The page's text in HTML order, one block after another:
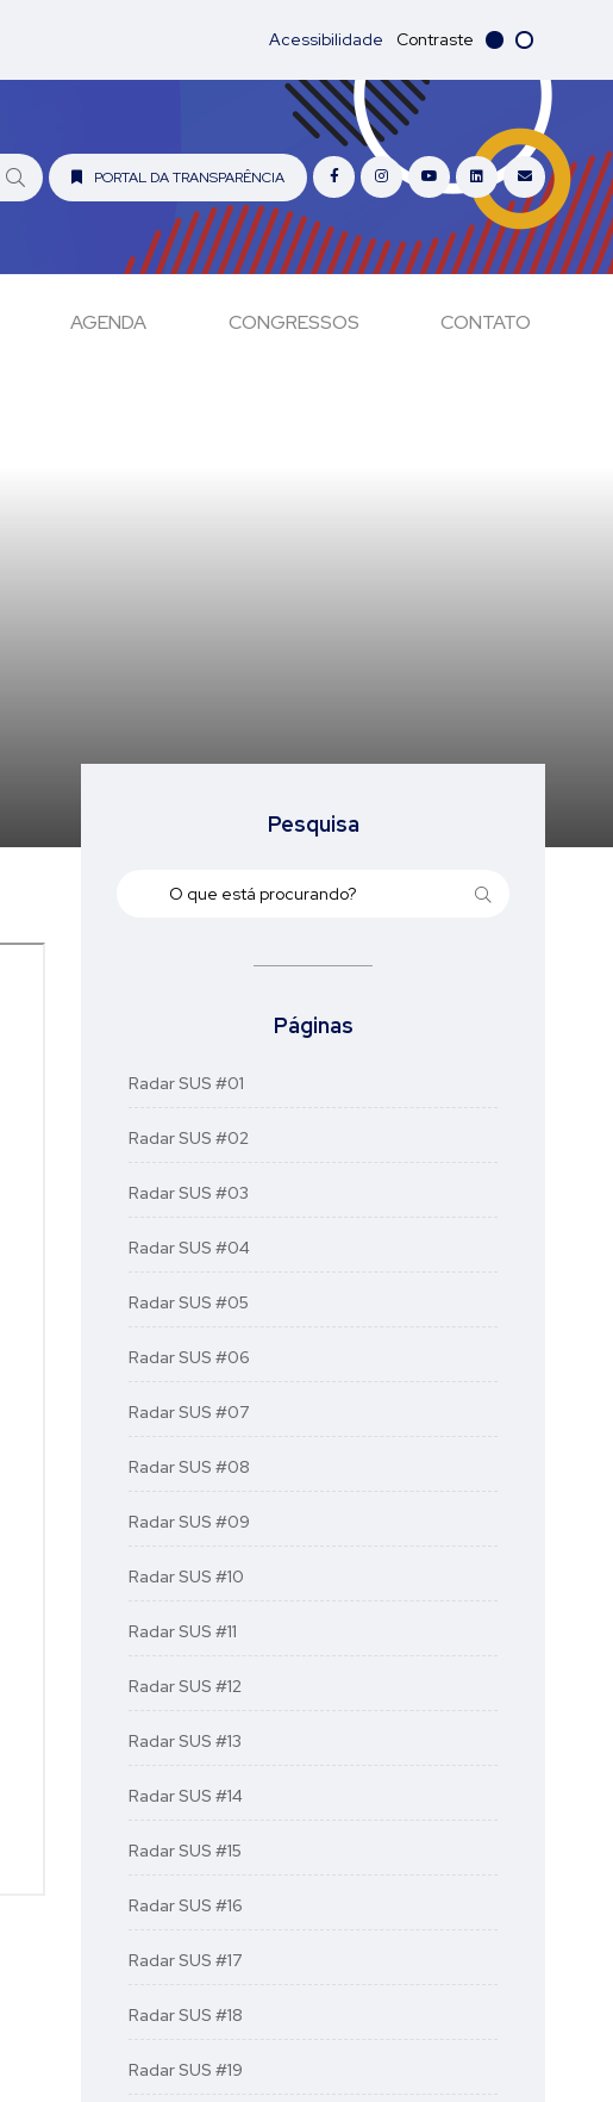
Acessibilidade Contraste
PORTAL DA TRANSPARÊNCIA
AGENDA CONGRESSOS CONTATO
Pesquisa
Páginas
Radar SUS #01
Radar SUS #02
Radar SUS #03
Radar SUS #04
Radar SUS #05
Radar SUS #06
Radar SUS #07
Radar SUS #08
Radar SUS #09
Radar SUS #10
Radar SUS #11
Radar SUS #12
Radar SUS #13
Radar SUS #14
Radar SUS #15
Radar SUS #16
Radar SUS #17
Radar SUS #18
Radar SUS #19